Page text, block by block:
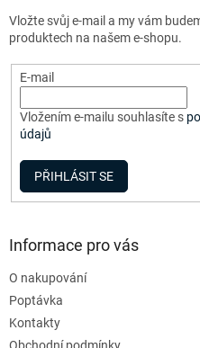
Vložte svůj e-mail a my vám
produktech na našem e-shopu.
E-mail
Vložením e-mailu souhlasíte s
údajů
PŘIHLÁSIT SE
Informace pro vás
O nakupování
Poptávka
Kontakty